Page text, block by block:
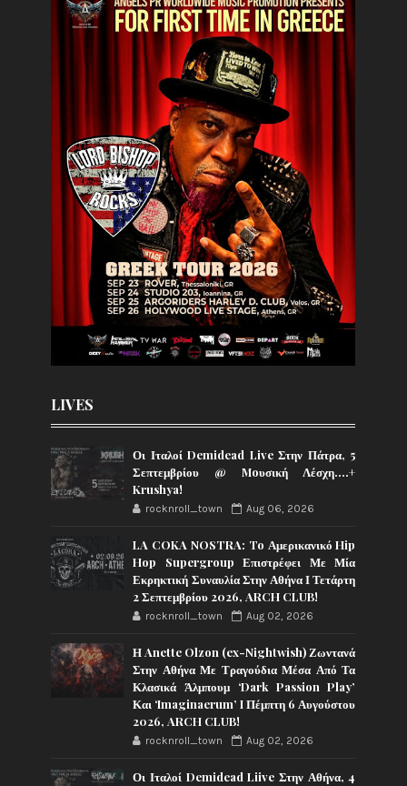
LIVES
Οι Ιταλοί Demidead Live Στην Πάτρα, 5
Σεπτεμβρίου @ Moυσική Λέσχη….+
Krushya!
rocknroll_town Aug 06, 2026
LA COKA NOSTRA: To Αμερικανικό Hip
Hop Supergroup Επιστρέφει Με Μία
Εκρηκτική Συναυλία Στην Αθήνα Ι Τετάρτη
2 Σεπτεμβρίου 2026, ARCH CLUB!
rocknroll_town Aug 02, 2026
Η Anette Olzon (ex-Nightwish) Ζωντανά
Στην Αθήνα Με Τραγούδια Μέσα Από Τα
Κλασικά Άλμπουμ ‘Dark Passion Play’
Και ‘Imaginaerum’ I Πέμπτη 6 Αυγούστου
2026, ARCH CLUB!
rocknroll_town Aug 02, 2026
Οι Ιταλοί Demidead Liive Στην Αθήνα, 4